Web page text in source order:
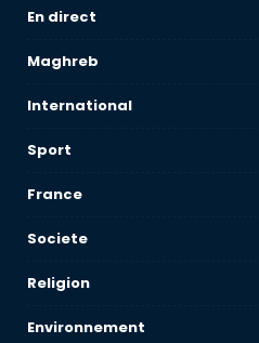
En direct
Maghreb
International
Sport
France
Societe
Religion
Environnement